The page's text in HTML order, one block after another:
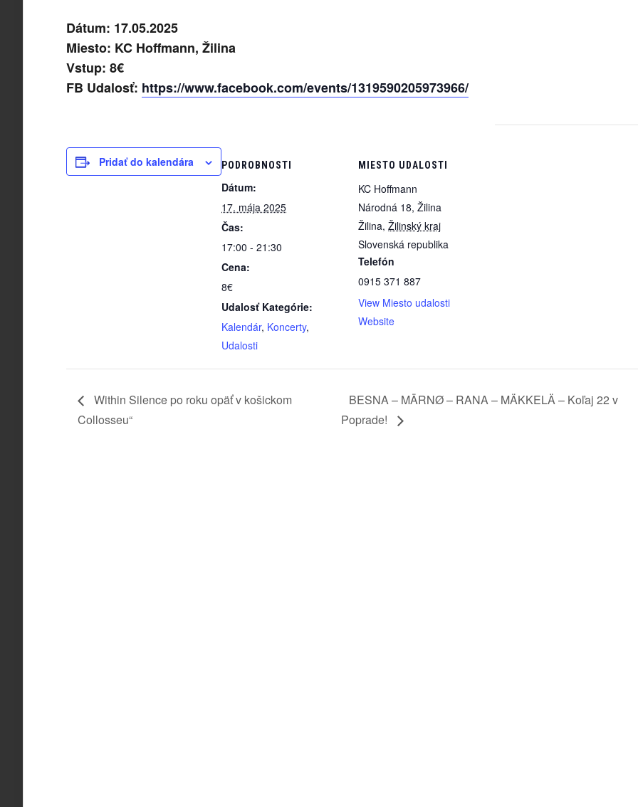
Dátum: 17.05.2025
Miesto: KC Hoffmann, Žilina
Vstup: 8€
FB Udalosť: https://www.facebook.com/events/1319590205973966/
Pridať do kalendára PODROBNOSTI
Dátum:
17. mája 2025
Čas:
17:00 - 21:30
Cena:
8€
Udalosť Kategórie:
Kalendár, Koncerty,
Udalosti
MIESTO UDALOSTI
KC Hoffmann
Národná 18, Žilina
Žilina, Žilinský kraj
Slovenská republika
Telefón
0915 371 887
View Miesto udalosti
Website
Within Silence po roku opäť v košickom
Collosseu“
BESNA – MÄRNØ – RANA – MÄKKELÄ – Koľaj 22 v
Poprade!